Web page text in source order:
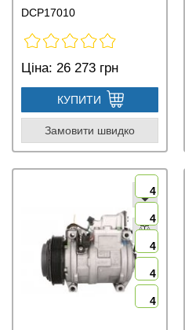
DCP17010
Ціна: 26 273 грн
КУПИТИ
Замовити швидко
4
4
4
4
4